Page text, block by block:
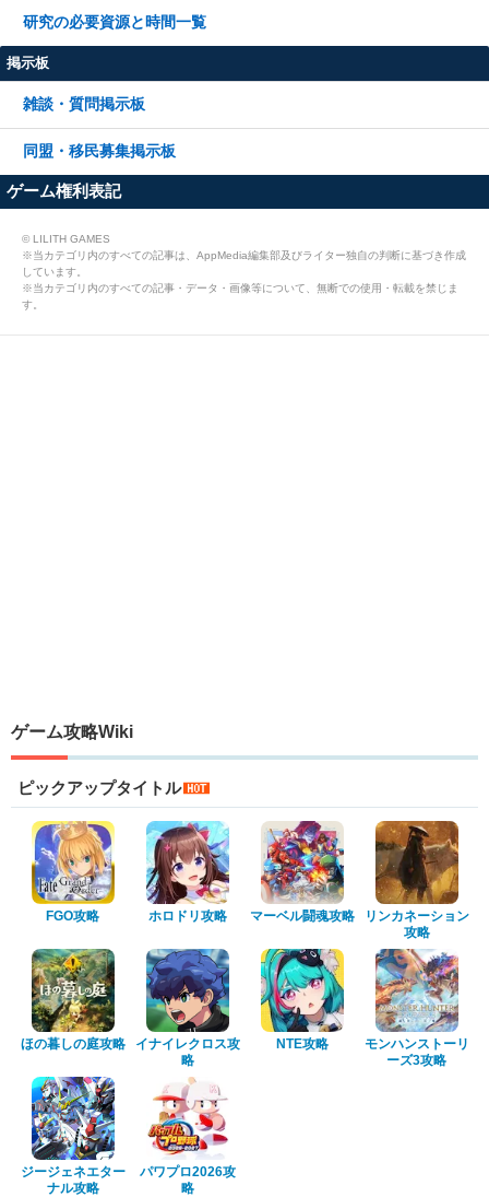
研究の必要資源と時間一覧
掲示板
雑談・質問掲示板
同盟・移民募集掲示板
ゲーム権利表記
© LILITH GAMES
※当カテゴリ内のすべての記事は、AppMedia編集部及びライター独自の判断に基づき作成
しています。
※当カテゴリ内のすべての記事・データ・画像等について、無断での使用・転載を禁じま
す。
ゲーム攻略Wiki
ピックアップタイトル
FGO攻略 ホロドリ攻略 マーベル闘魂攻略
リンカネーション
攻略
ほの暮しの庭攻略
イナイレクロス攻
略
NTE攻略
モンハンストーリ
ーズ3攻略
ジージェネエター
ナル攻略
パワプロ2026攻
略